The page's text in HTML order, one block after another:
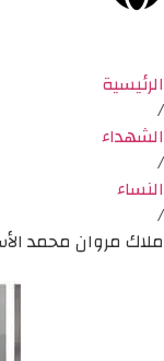
الرئيسية
/
الشهداء
/
النساء
/
ملاك مروان محمد